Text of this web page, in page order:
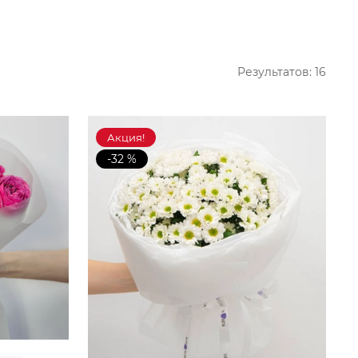
Результатов: 16
Акция!
-32 %